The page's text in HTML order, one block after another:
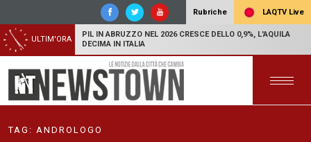
Rubriche LAQTV Live
ULTIM'ORA
PIL IN ABRUZZO NEL 2026 CRESCE DELLO 0,9%, L'AQUILA
DECIMA IN ITALIA
TAG: ANDROLOGO